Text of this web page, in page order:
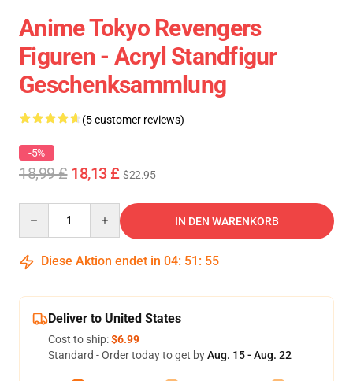
Anime Tokyo Revengers
Figuren - Acryl Standfigur
Geschenksammlung
(5 customer reviews)
-5%
18,99 £ 18,13 £ $22.95
IN DEN WARENKORB
Diese Aktion endet in 04: 51 : 54
Deliver to United States
Cost to ship:$6.99
Standard - Order today to get byAug. 15 - Aug. 22